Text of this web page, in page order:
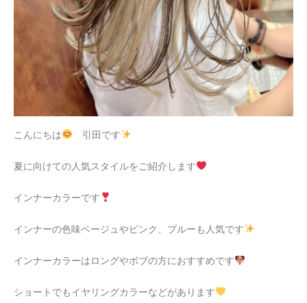
こんにちは 引田です
夏に向けての人気スタイルをご紹介します
インナーカラーです
インナーの色味ベージュやピンク、ブルーも人気です
インナーカラーはロングやボブの方におすすめです
ショートでもイヤリングカラーなどがあります